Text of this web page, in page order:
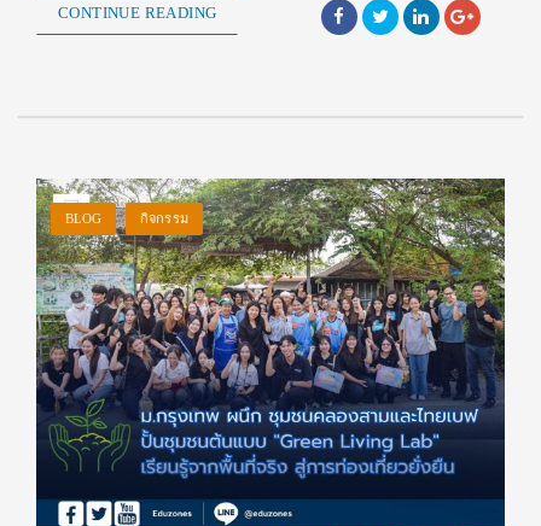
CONTINUE READING
BLOG กิจกรรม